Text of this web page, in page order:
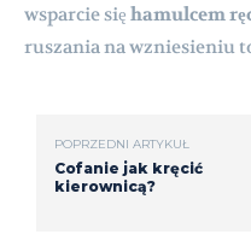
wsparcie się hamulcem
ruszania na wzniesieniu
POPRZEDNI ARTYKUŁ
Cofanie jak kręcić
kierownicą?